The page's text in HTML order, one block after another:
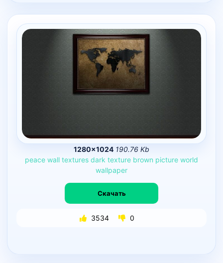
1280×1024 190.76 Kb
peace wall textures dark texture brown picture world
wallpaper
Скачать
3534 0